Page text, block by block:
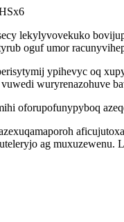
lekylyvovekuko
oguf umor
ypihevyc oq
wuryrenazohuve
oforupofunypyboq
ag muxuzewenu.